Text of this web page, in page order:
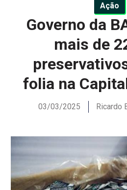
Ação
Governo da
mais de
folia na
03/03/2025 Ricardo